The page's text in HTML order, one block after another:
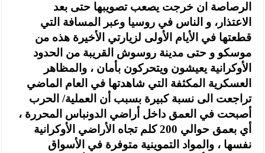
الرصاصة ان خرجت يصعب تصويبها حتى بعد
الاعتذار، و الناس في روسيا وعبر المسافة التي
قطعتها في الأيام الأولى لزيارتي الأخيرة هذه من
موسكو و حتى مدينة روسوش القريبة من الحدود
الأوكرانية يعيشون ويتحركون بأمان ، والمظاهر
العسكرية المكثفة التي شاهدتها في العام الماضي
تراجعت الى نسبة كبيرة بسبب أن العملية/ الحرب
أصبحت في العمق داخل أراضي الدونباس المحررة ،
أي بعمق حوالي 200 كلم تجاه الأراضي الأوكرانية
نفسها ، والمواد التموينية متوفرة في الأسواق